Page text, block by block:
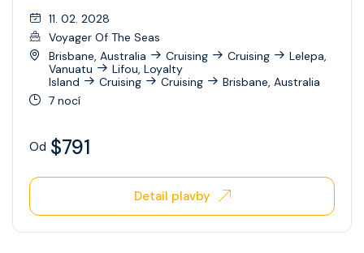
11. 02. 2028
Voyager Of The Seas
Brisbane, Australia
Cruising Cruising
Lelepa,
Vanuatu
Lifou, Loyalty
Island
Cruising Cruising
Brisbane, Australia
7 nocí
Od $791
Detail plavby